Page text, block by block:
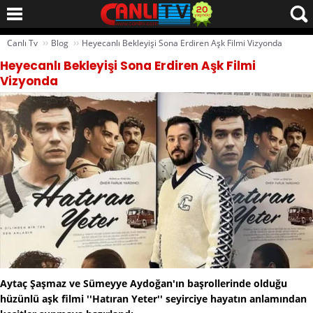
Canlı Tv ›› Blog ›› Heyecanlı Bekleyişi Sona Erdiren Aşk Filmi Vizyonda
Heyecanlı Bekleyişi Sona Erdiren Aşk Filmi
Vizyonda
Aytaç Şaşmaz ve Sümeyye Aydoğan'ın başrollerinde olduğu
hüzünlü aşk filmi ''Hatıran Yeter'' seyirciye hayatın anlamından